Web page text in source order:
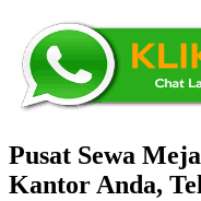
Pusat Sewa
Kantor Anda,